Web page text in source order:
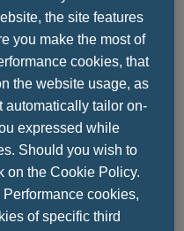
αυτοί
μας, ο
κάνουν με τον
από όπου μας
την ώρα, τη
σας μέσα
the site features
you make the most of
cookies, that
the website usage, as
automatically tailor on-
expressed while
Should you wish to
on the Cookie Policy.
cookies,
of specific third